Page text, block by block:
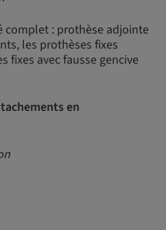
complet : prothèse adjointe
les prothèses fixes
fixes avec fausse gencive
en